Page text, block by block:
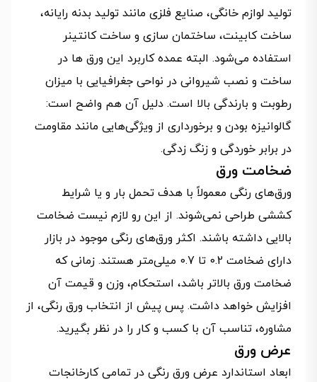
تولید لوازم خانگی، صنایع فلزی مانند تولید بدنه رایانه،
ساخت کابینت، ساختمان سازی و ساخت کانتینر
استفاده می‌شود. البته عمده کاربرد این ورق ها در
ساخت و نصب شیروانی در نواحی جغرافیایی با میزان
رطوبت و بارندگی بالا است. دلیل آن هم واضح است:
گالوانیزه بودن و برخورداری از ویژگی‌هایی مانند مقاومت
در برابر خوردگی و زنگ زدگی.
ضخامت ورق
ورق‌های رنگی معمولاً با هدف تحمل بار و یا شرایط
کششی طراحی نمی‌شوند. از این رو لازم نیست ضخامت
بالایی داشته باشند. اکثر ورق‌های رنگی موجود در بازار
دارای ضخامت 0.2 تا 0.7 میلی‌متر هستند. زمانی که
ضخامت ورق بالاتر باشد، استحکام، وزن و قیمت آن
افزایش خواهد داشت. پس پیش از انتخاب ورق رنگی، از
مشاوره، تناسب آن با کسب و کار را در نظر بگیرید.
عرض ورق
ابعاد استاندارد عرض ورق رنگی در تمامی کارخانجات